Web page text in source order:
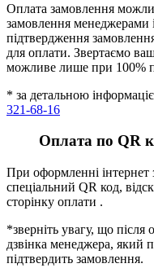
Оплата замовлення
замовлення менеджерами
підтвердження
для оплати. Звертаємо
можливе лише при 100%
* за детальною
321-68-16
Оплата по QR
При оформленні інтернет
спеціальний QR код,
сторінку оплати .
*зверніть увагу, що після
дзвінка менеджера, який
підтвердить замовлення.